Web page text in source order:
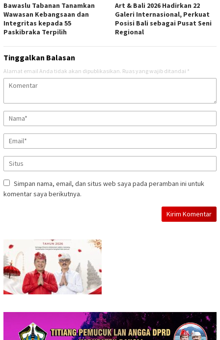
Bawaslu Tabanan Tanamkan
Wawasan Kebangsaan dan
Integritas kepada 55
Paskibraka Terpilih
Art & Bali 2026 Hadirkan 22
Galeri Internasional, Perkuat
Posisi Bali sebagai Pusat Seni
Regional
Tinggalkan Balasan
Alamat email Anda tidak akan dipublikasikan. Ruas yang wajib ditandai *
Simpan nama, email, dan situs web saya pada peramban ini untuk
komentar saya berikutnya.